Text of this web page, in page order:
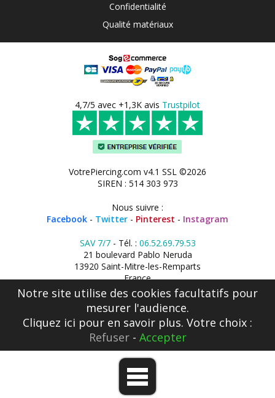
Confidentialité
Qualité matériaux
4,7/5 avec +1,3K avis Trustpilot
VotrePiercing.com v4.1 SSL ©2026
SIREN : 514 303 973
Nous suivre :
Facebook - Twitter - Pinterest - Instagram
SAV 7/7- Tél. : 06.52.69.79.53
21 boulevard Pablo Neruda
13920 Saint-Mitre-les-Remparts
France
Notre site utilise des cookies facultatifs pour
mesurer l'audience.
Cliquez ici pour en savoir plus. Votre choix :
Refuser- Accepter